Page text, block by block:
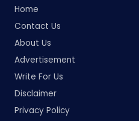
Home
Contact Us
About Us
Advertisement
Write For Us
Disclaimer
Privacy Policy